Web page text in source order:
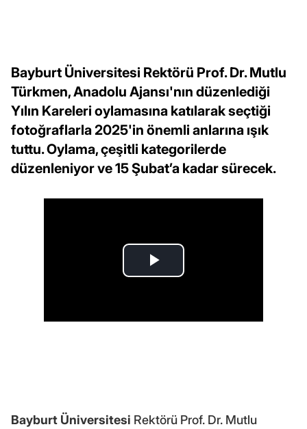
Bayburt Üniversitesi Rektörü Prof. Dr. Mutlu
Türkmen, Anadolu Ajansı'nın düzenlediği
Yılın Kareleri oylamasına katılarak seçtiği
fotoğraflarla 2025'in önemli anlarına ışık
tuttu. Oylama, çeşitli kategorilerde
düzenleniyor ve 15 Şubat’a kadar sürecek.
Bayburt Üniversitesi Rektörü Prof. Dr. Mutlu